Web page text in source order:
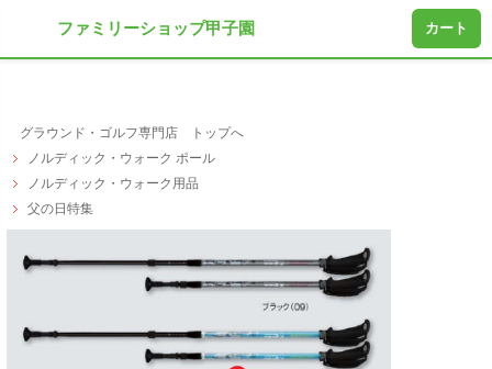
グラウンド・ゴルフ専門店 トップへ
ノルディック・ウォーク ポール
ノルディック・ウォーク用品
父の日特集
ファミリーショップ甲子園 カート